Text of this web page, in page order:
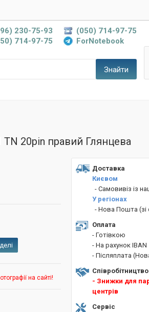
Знайти
230-75-93
714-97-75
(050) 714-97-75
ForNotebook
TN 20pin правий Глянцева
на сайті!
Доставка
Києвом
- Cамовивіз із
У регіонах
- Нова Пошта (зі
Оплата
- Готівкою
- На рахунок IBAN
- Післяплата
Співробітництво
- Знижки для
центрів
Сервіс